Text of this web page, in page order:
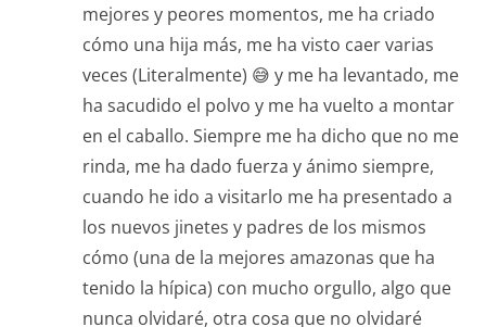
mejores y peores momentos, me ha criado
cómo una hija más, me ha visto caer varias
veces (Literalmente) 😅 y me ha levantado, me
ha sacudido el polvo y me ha vuelto a montar
en el caballo. Siempre me ha dicho que no me
rinda, me ha dado fuerza y ánimo siempre,
cuando he ido a visitarlo me ha presentado a
los nuevos jinetes y padres de los mismos
cómo (una de la mejores amazonas que ha
tenido la hípica) con mucho orgullo, algo que
nunca olvidaré, otra cosa que no olvidaré